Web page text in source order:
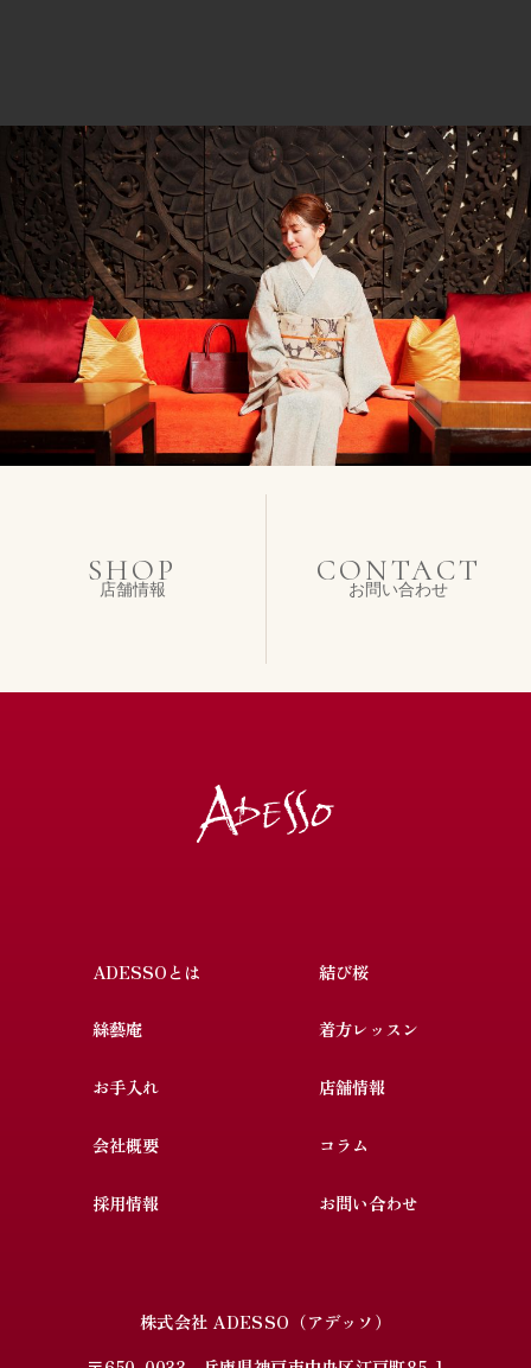
SHOP
店舗情報
CONTACT
お問い合わせ
ADESSOとは 結び桜
絲藝庵 着方レッスン
お手入れ 店舗情報
会社概要 コラム
採用情報 お問い合わせ
株式会社 ADESSO（アデッソ）